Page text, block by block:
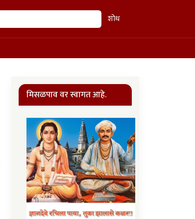
शोध
मिसळपाव वर स्वागत आहे.